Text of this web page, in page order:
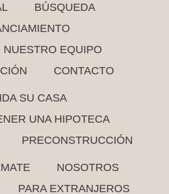
BÚSQUEDA
NUESTRO EQUIPO
CONTACTO
SU CASA
UNA HIPOTECA
PRECONSTRUCCIÓN
NOSOTROS
PARA EXTRANJEROS